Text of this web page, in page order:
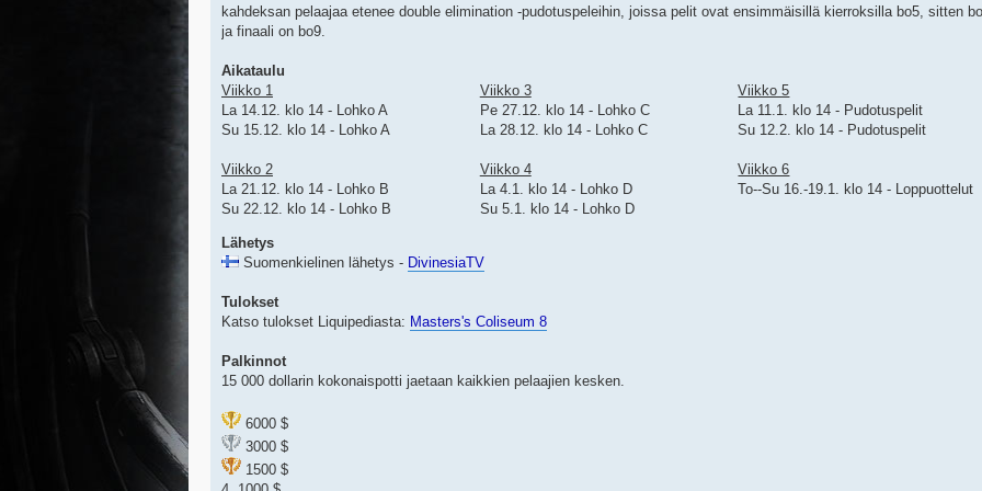
kahdeksan pelaajaa etenee double elimination -pudotuspeleihin, joissa pelit ovat ensimmäisillä kierroksilla bo5, sitten
ja finaali on bo9.
Aikataulu
Viikko 1
La 14.12. klo 14 - Lohko A
Su 15.12. klo 14 - Lohko A
Viikko 2
La 21.12. klo 14 - Lohko B
Su 22.12. klo 14 - Lohko B
Viikko 3
Pe 27.12. klo 14 - Lohko C
La 28.12. klo 14 - Lohko C
Viikko 4
La 4.1. klo 14 - Lohko D
Su 5.1. klo 14 - Lohko D
Viikko 5
La 11.1. klo 14 - Pudotuspelit
Su 12.2. klo 14 - Pudotuspelit
Viikko 6
To--Su 16.-19.1. klo 14 - Loppuottelut
Lähetys
Suomenkielinen lähetys - DivinesiaTV
Tulokset
Katso tulokset Liquipediasta: Masters's Coliseum 8
Palkinnot
15 000 dollarin kokonaispotti jaetaan kaikkien pelaajien kesken.
6000 $
3000 $
1500 $